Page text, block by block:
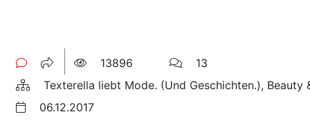
13896
13
Texterella liebt Mode. (Und Geschichten.), Beauty
06.12.2017